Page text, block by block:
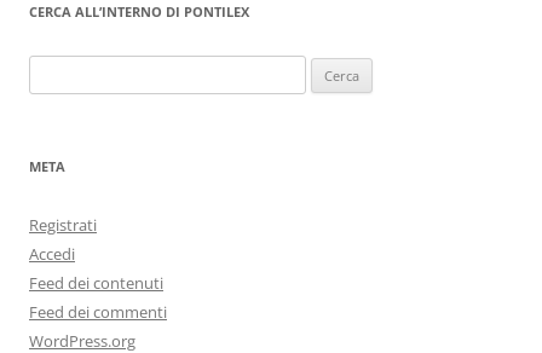
CERCA ALL’INTERNO DI PONTILEX
per:
META
Registrati
Accedi
Feed dei contenuti
Feed dei commenti
WordPress.org